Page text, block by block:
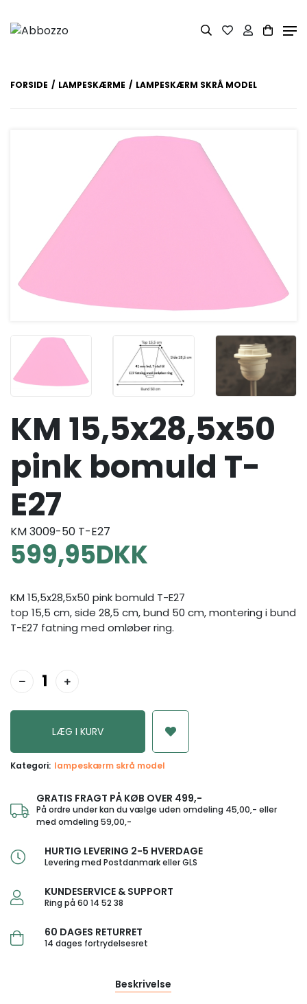
FORSIDE LAMPESKÆRME LAMPESKÆRM SKRÅ MODEL
KM 15,5x28,5x50
pink bomuld T-
E27
KM 3009-50 T-E27
599,95DKK
KM 15,5x28,5x50 pink bomuld T-E27
top 15,5 cm, side 28,5 cm, bund 50 cm, montering i bund
T-E27 fatning med omløber ring.
Kategori: lampeskærm skrå model
GRATIS FRAGT PÅ KØB OVER 499,-
På ordre under kan du vælge uden omdeling 45,00,- eller
med omdeling 59,00,-
HURTIG LEVERING 2-5 HVERDAGE
Levering med Postdanmark eller GLS
KUNDESERVICE & SUPPORT
Ring på 60 14 52 38
60 DAGES RETURRET
14 dages fortrydelsesret
Beskrivelse